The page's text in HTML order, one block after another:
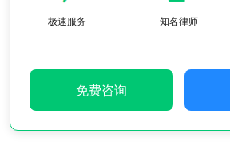
极速服务 知名律师
免费咨询